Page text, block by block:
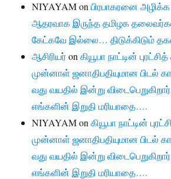
NIYAYAMonபிரபாகரனை
ஆதரவாக இருந்த தமிழக
கேட்கவே இல்லை… திடுக்கிடும்
ஆசிரியர்onகியூபா நாட்டின்
முன்னாள் ஜனாதிபதியுமான பிடல்
வது வயதில் இன்று
எங்களின் இறுதி மரியாதை….
NIYAYAMonகியூபா நாட்டின்
முன்னாள் ஜனாதிபதியுமான பிடல்
வது வயதில் இன்று
எங்களின் இறுதி மரியாதை….